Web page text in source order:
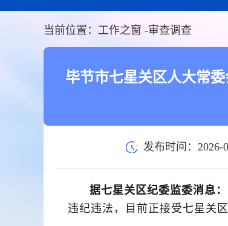
当前位置： 工作之窗 -审查调查
毕节市七星关区人大常
发布时间：2026-
据七星关区纪委监委消息：
违纪违法，目前正接受七星关